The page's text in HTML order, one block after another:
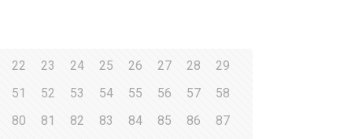
22 23 24 25 26 27 28
29
51 52 53 54 55 56 57
58
80 81 82 83 84 85 86
87